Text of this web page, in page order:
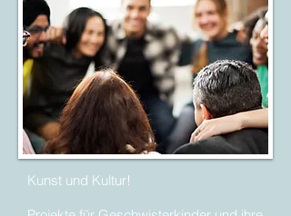
Kunst und Kultur!